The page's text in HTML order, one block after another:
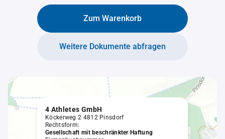
Zum Warenkorb
Weitere Dokumente abfragen
4 Athletes GmbH
Köckerweg 2 4812 Pinsdorf
Rechtsform:
Gesellschaft mit beschränkter Haftung